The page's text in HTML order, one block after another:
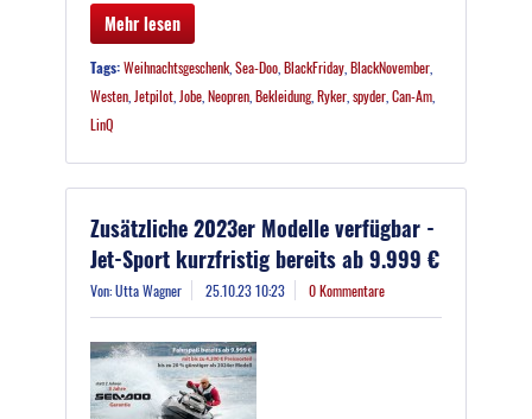
Mehr lesen
Tags:Weihnachtsgeschenk, Sea-Doo, BlackFriday, BlackNovember,
Westen, Jetpilot, Jobe, Neopren, Bekleidung, Ryker, spyder, Can-Am,
LinQ
Zusätzliche 2023er Modelle verfügbar -
Jet-Sport kurzfristig bereits ab 9.999 €
Von: Utta Wagner 25.10.23 10:23 0 Kommentare